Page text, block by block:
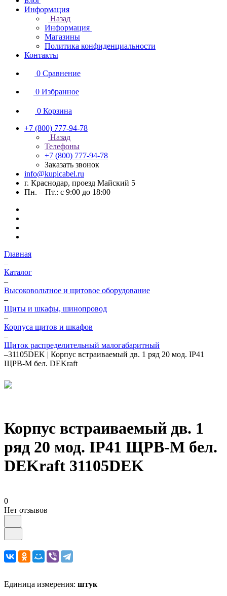
Информация
Назад
Информация
Магазины
Политика конфиденциальности
Контакты
0 Сравнение
0 Избранное
0 Корзина
+7 (800) 777-94-78
Назад
Телефоны
+7 (800) 777-94-78
Заказать звонок
info@kupicabel.ru
г. Краснодар, проезд Майский 5
Пн. – Пт.: с 9:00 до 18:00
Главная
–
Каталог
–
Высоковольтное и щитовое оборудование
–
Щиты и шкафы, шинопровод
–
Корпуса щитов и шкафов
–
Щиток распределительный малогабаритный
–31105DEK | Корпус встраиваемый дв. 1 ряд 20 мод. IP41
ЩРВ-М бел. DEKraft
Корпус встраиваемый дв. 1
ряд 20 мод. IP41 ЩРВ-М бел.
DEKraft 31105DEK
0
Нет отзывов
Единица измерения: штук